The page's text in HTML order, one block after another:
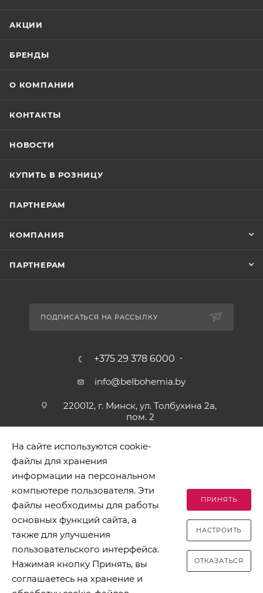
АКЦИИ
БРЕНДЫ
О КОМПАНИИ
КОНТАКТЫ
НОВОСТИ
КУПИТЬ В РОЗНИЦУ
ПАРТНЕРАМ
КОМПАНИЯ
ПАРТНЕРАМ
ПОДПИСАТЬСЯ НА РАССЫЛКУ
+375 29 378 6000
info@belbohemia.by
220012, г. Минск, ул. Толбухина 2а,
пом. 2
2026 © БЕЛБОГЕМИЯ (c). Оптовая торговля посудой и
хозяйственными товарами. Адрес: 220012, г. Минск, ул.
Толбухина 2а, пом. 2, телефон 8-017-378-60-00
На сайте используются cookie-
файлы для хранения
информации на персональном
компьютере пользователя. Эти
файлы необходимы для работы
основных функций сайта, а
также для улучшения
пользовательского интерфейса.
Нажимая кнопку Принять, вы
соглашаетесь на хранение и
ПРИНЯТЬ
НАСТРОИТЬ
ОТКАЗАТЬСЯ